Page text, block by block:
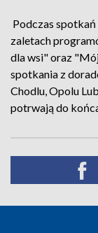
Podczas
zaletach
dla wsi" oraz
spotkania z
Chodlu, Opolu
potrwają do